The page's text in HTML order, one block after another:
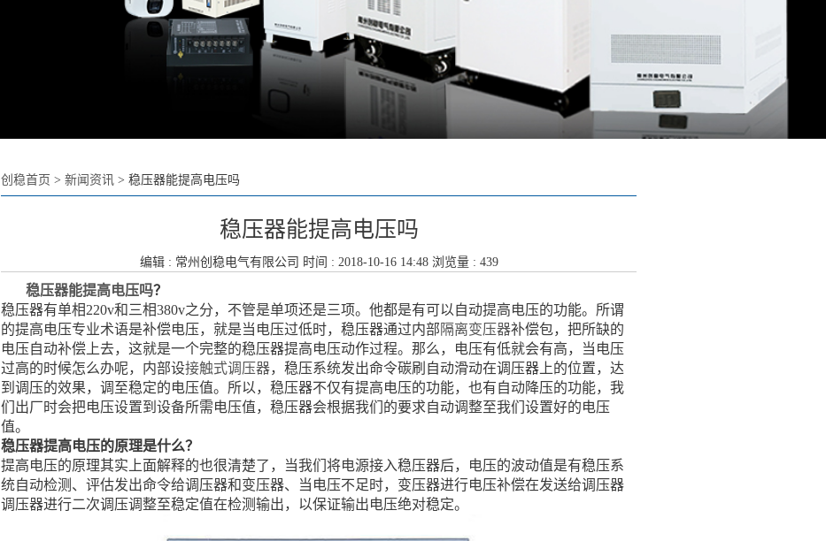
创稳首页 > 新闻资讯 > 稳压器能提高电压吗
稳压器能提高电压吗
编辑 : 常州创稳电气有限公司 时间 : 2018-10-16 14:48 浏览量 : 439
稳压器能提高电压吗？
稳压器有单相220v和三相380v之分，不管是单项还是三项。他都是有可以自动提高电压的功能。所谓
的提高电压专业术语是补偿电压，就是当电压过低时，稳压器通过内部 隔离变压器补偿包，把所缺的
电压自动补偿上去，这就是一个完整的稳压器提高电压动作过程。那么，电压有低就会有高，当电压
过高的时候怎么办呢，内部设接触式调压器，稳压系统发出命令碳刷自动滑动在调压器上的位置，达
到调压的效果，调至稳定的电压值。所以，稳压器不仅有提高电压的功能，也有自动降压的功能，我
们出厂时会把电压设置到设备所需电压值，稳压器会根据我们的要求自动调整至我们设置好的电压
值。
稳压器提高电压的原理是什么？
提高电压的原理其实上面解释的也很清楚了，当我们将电源接入稳压器后，电压的波动值是有稳压系
统自动检测、评估发出命令给调 压器和变压器、当电压不足时，变压器进行电压补偿在发送给调压器
调压器进行二次调压调整至稳定值在检测输出，以保证输出电压绝对稳定。